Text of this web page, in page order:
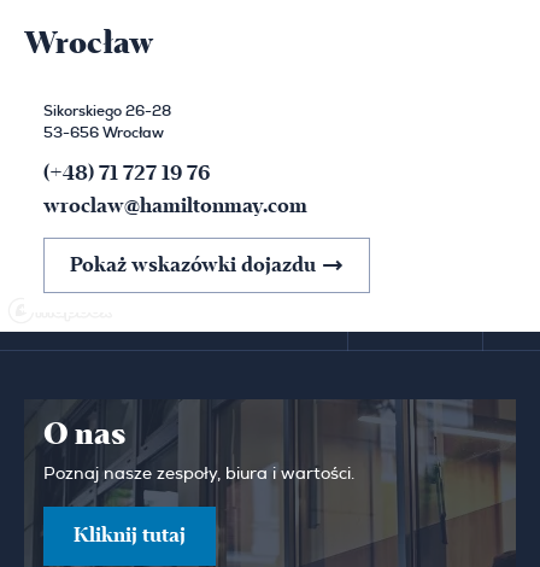
Wrocław
Sikorskiego 26-28
53-656 Wrocław
(+48) 71 727 19 76
wroclaw@hamiltonmay.com
Pokaż wskazówki dojazdu
O nas
Poznaj nasze zespoły, biura i wartości.
Kliknij tutaj